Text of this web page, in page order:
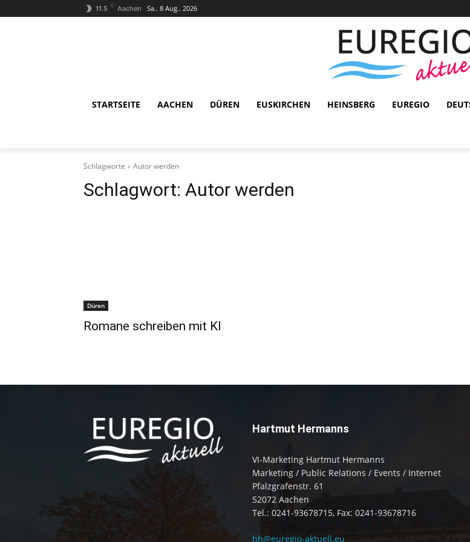
11.5 C Aachen Sa.. 8 Aug.. 2026
STARTSEITE AACHEN DÜREN EUSKIRCHEN HEINSBERG EUREGIO
Schlagworte Autor werden
Schlagwort: Autor werden
Düren
Romane schreiben mit KI
Hartmut Hermanns
VI-Marketing Hartmut Hermanns
Marketing / Public Relations / Events / Internet
Pfalzgrafenstr. 61
52072 Aachen
Tel.: 0241-93678715, Fax: 0241-93678716
hh@euregio-aktuell.eu